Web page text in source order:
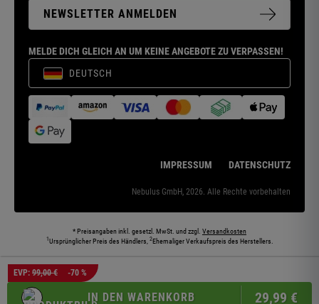
EVP: 99,00 € -70 %
IN DEN WARENKORB 29,99 €
NEWSLETTER ANMELDEN
MELDE DICH GLEICH AN UM KEINE ANGEBOTE ZU VERPASSEN!
DEUTSCH
IMPRESSUM DATENSCHUTZ
Nebulus GmbH, 2026. Alle Rechte vorbehalten
* Preisangaben inkl. gesetzl. MwSt. und zzgl. Versandkosten
1Ursprünglicher Preis des Händlers, 2Ehemaliger Verkaufspreis des Herstellers.
Die abgebildeten Models und Umgebungen können teilweise KI-generiert sein. Die
dargestellten Produkte entsprechen den angebotenen Artikeln.